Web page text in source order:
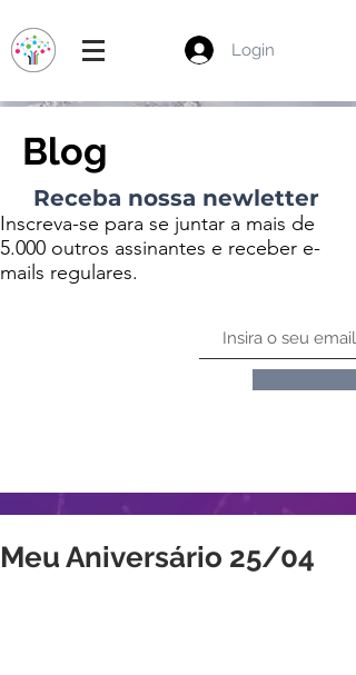
Login
Blog
Receba nossa newletter
Inscreva-se para se juntar a mais de
5.000 outros assinantes e receber e-
mails regulares.
Meu Aniversário 25/04